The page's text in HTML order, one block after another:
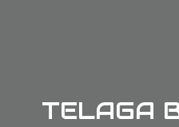
TELAGA